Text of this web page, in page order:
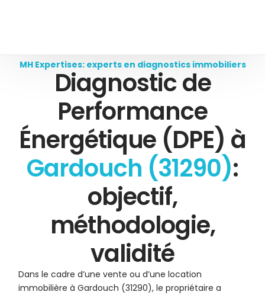
MH Expertises: experts en diagnostics immobiliers
Diagnostic de
Performance
Énergétique (DPE) à
Gardouch (31290):
objectif,
méthodologie,
validité
Dans le cadre d’une vente ou d’une location
immobilière à Gardouch (31290), le propriétaire a